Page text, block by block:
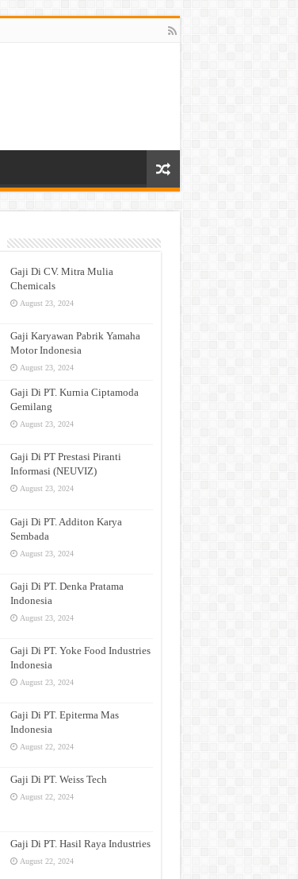
Gaji Di CV. Mitra Mulia
Chemicals
August 23, 2024
Gaji Karyawan Pabrik Yamaha
Motor Indonesia
August 23, 2024
Gaji Di PT. Kurnia Ciptamoda
Gemilang
August 23, 2024
Gaji Di PT Prestasi Piranti
Informasi (NEUVIZ)
August 23, 2024
Gaji Di PT. Additon Karya
Sembada
August 23, 2024
Gaji Di PT. Denka Pratama
Indonesia
August 23, 2024
Gaji Di PT. Yoke Food Industries
Indonesia
August 23, 2024
Gaji Di PT. Epiterma Mas
Indonesia
August 22, 2024
Gaji Di PT. Weiss Tech
August 22, 2024
Gaji Di PT. Hasil Raya Industries
August 22, 2024